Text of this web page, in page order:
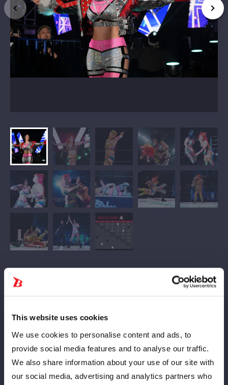
This website uses cookies
We use cookies to personalise content and ads, to
provide social media features and to analyse our traffic.
We also share information about your use of our site with
our social media, advertising and analytics partners who
Auf die Frage rief Mizumori: „Bist du eine tropische
Schlampe?“ B schlägt zu und setzt mit mehreren
stürmt selbst vor. B weicht aus, befördert sie aus dem Ring und
tut so, als würde sie sie zur Unterstützung ins Publikum
schleudern. Mizumori attackiert und trifft den Stahlpfosten
mit einem Lariat. Sie ruft: „Juhu!“ B kontert und schlägt
ebenfalls mit dem Stahlpfosten zurück. Sie spritzt ihn mit